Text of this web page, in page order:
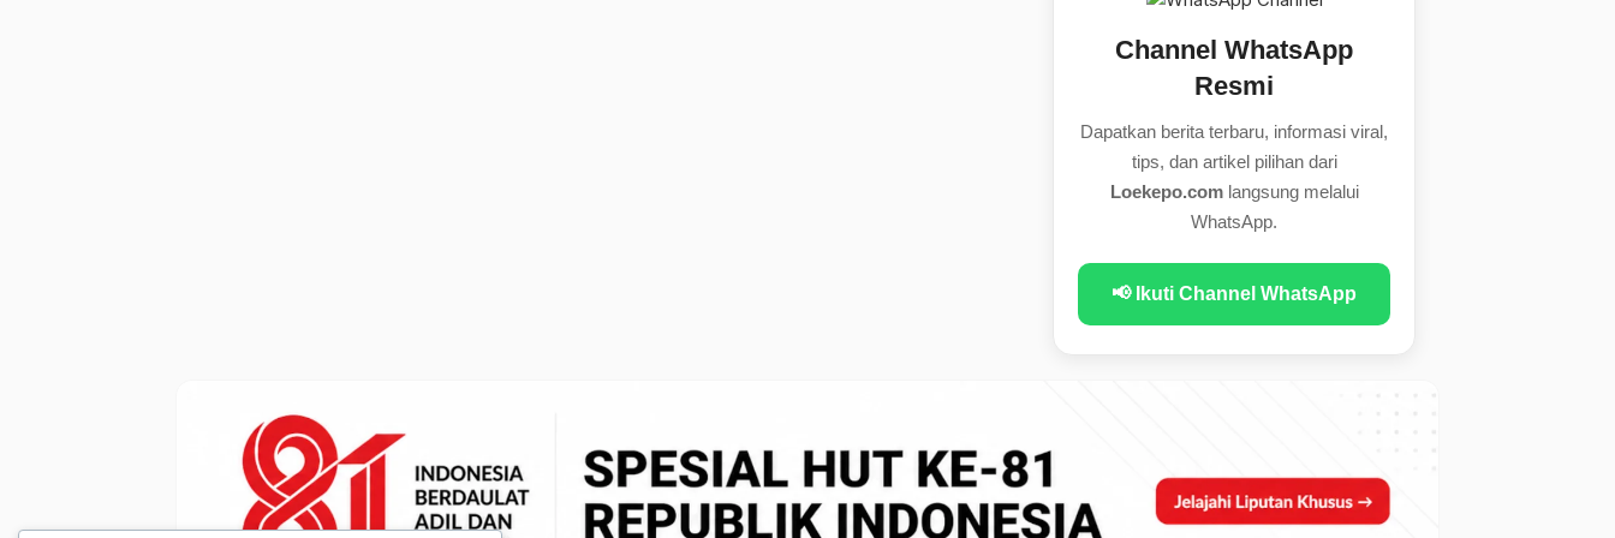
Channel WhatsApp
Resmi
Dapatkan berita terbaru, informasi viral,
tips, dan artikel pilihan dari
Loekepo.comlangsung melalui
WhatsApp.
📢 Ikuti Channel WhatsApp